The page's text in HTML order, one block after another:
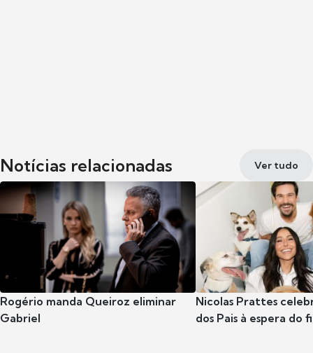
Notícias relacionadas Ver tudo
Rogério manda Queiroz eliminar
Gabriel
Nicolas Prattes
dos Pais à espera do